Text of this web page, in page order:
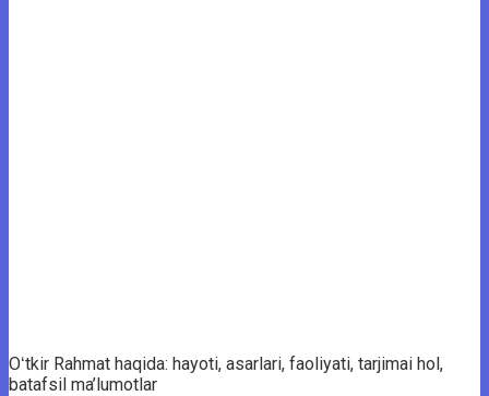
Oʻtkir Rahmat haqida: hayoti, asarlari, faoliyati, tarjimai hol,
batafsil ma’lumotlar